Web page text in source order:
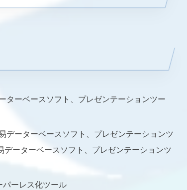
ターベースソフト、プレゼンテーションツー
データーベースソフト、プレゼンテーションツ
ーターベースソフト、プレゼンテーションツ
パーレス化ツール